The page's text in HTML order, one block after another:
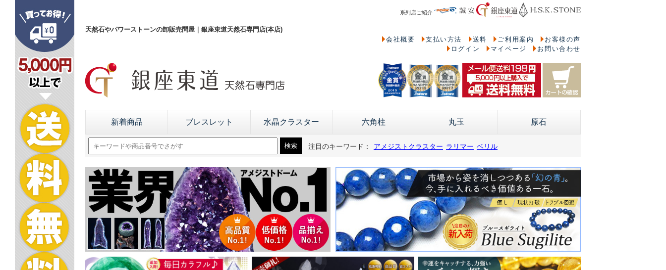
天然石やパワーストーンの卸販売問屋｜銀座東道天然石専門店(本店)
系列店ご紹介
会社概要 支払い方法 送料 ご利用案内
お客様の声
ログイン
マイページ お問い合わせ
新着商品 ブレスレット 水晶クラスター 六角柱 丸玉 原石
注目のキーワード： アメジストクラスター ラリマー ベリル